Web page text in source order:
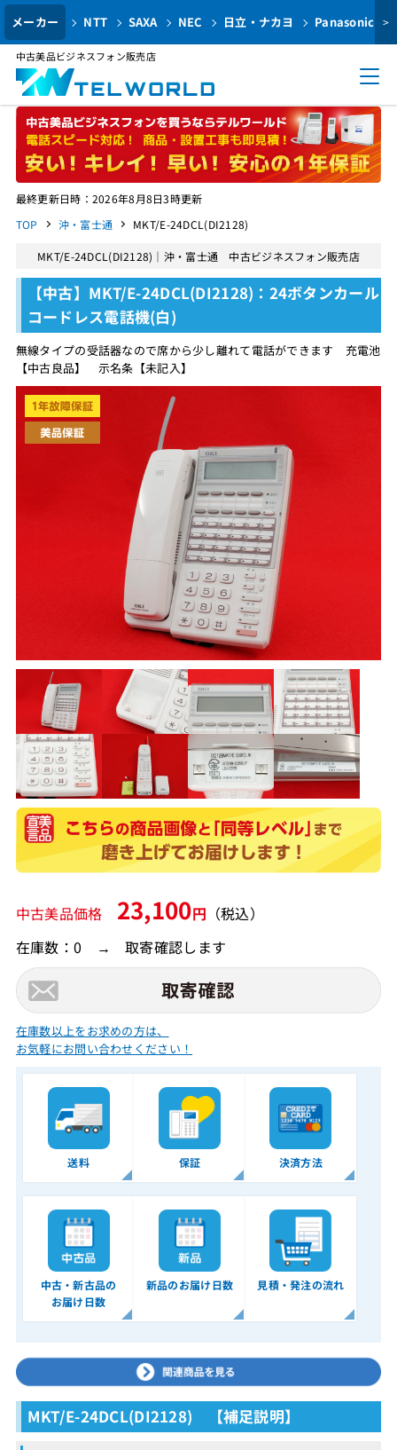
メーカー NTT SAXA NEC 日立・ナカヨ Panasonic >
中古美品ビジネスフォン販売店
最終更新日時：2026年8月8日3時更新
TOP
沖・富士通 MKT/E-24DCL(DI2128)
MKT/E-24DCL(DI2128)｜沖・富士通 中古ビジネスフォン販売店
【中古】MKT/E-24DCL(DI2128)：24ボタンカール
コードレス電話機(白)
無線タイプの受話器なので席から少し離れて電話ができます 充電池
【中古良品】 示名条【未記入】
中古美品価格 23,100円 （税込）
在庫数：0 → 取寄確認します
在庫数以上をお求めの方は、
お気軽にお問い合わせください！
送料 保証 決済方法
中古・新古品の
お届け日数
新品のお届け日数 見積・発注の流れ
MKT/E-24DCL(DI2128) 【補足説明】